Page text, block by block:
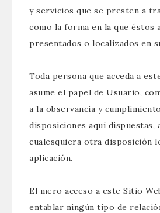
y servicios que se presten a
como la forma en la que éstos
presentados o localizados en
Toda persona que acceda a
asume el papel de Usuario,
a la observancia y
disposiciones aquí dispuestas,
cualesquiera otra disposición
aplicación.
El mero acceso a este Sitio
entablar ningún tipo de